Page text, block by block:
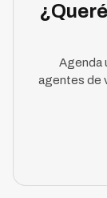
Agenda
agentes de